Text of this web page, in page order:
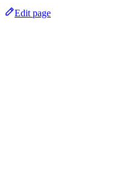
Edit page